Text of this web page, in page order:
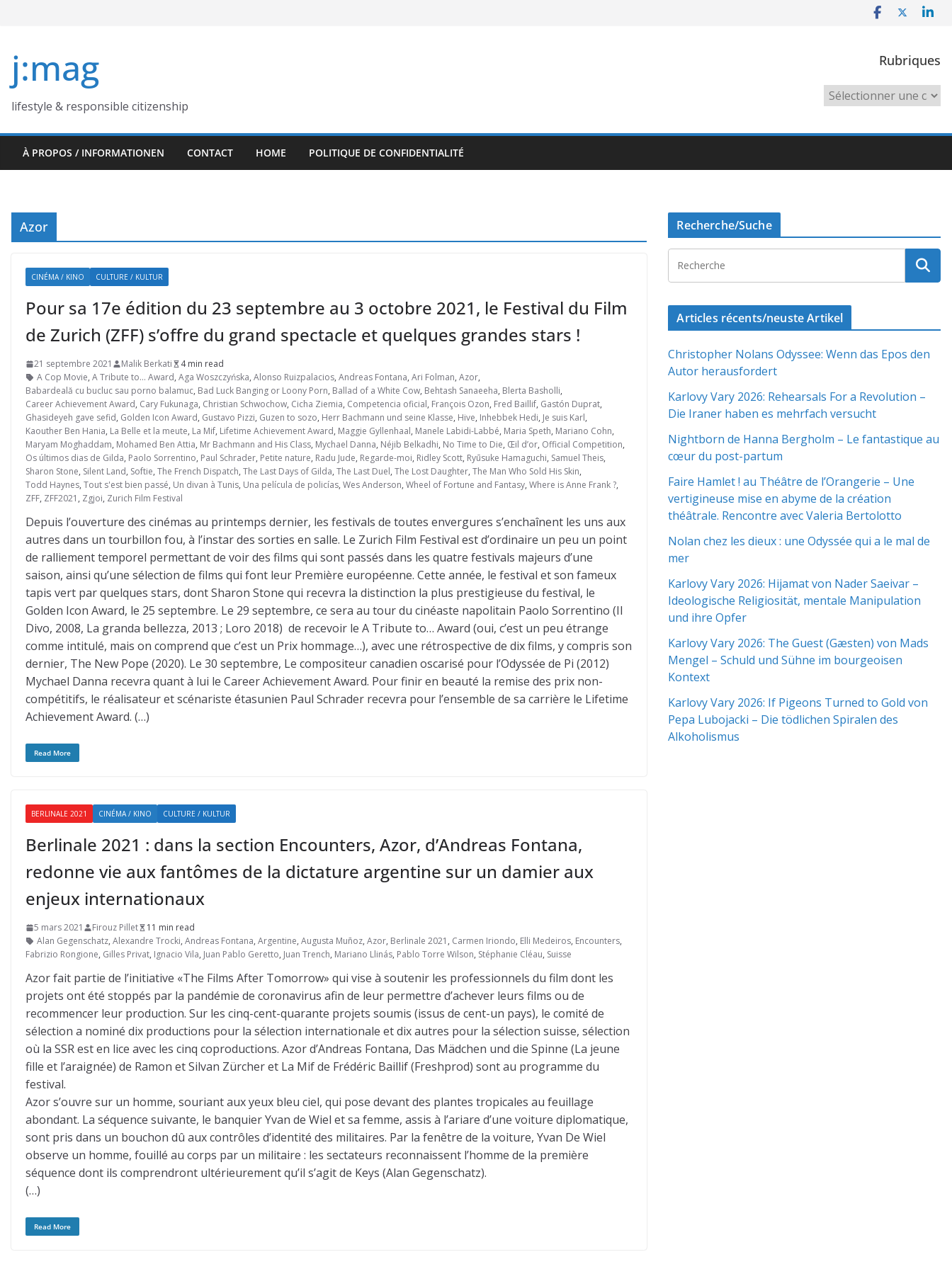
j:mag
lifestyle & responsible citizenship
Rubriques
Rubriques
À PROPOS / INFORMATIONEN CONTACT HOME POLITIQUE DE CONFIDENTIALITÉ
Azor
CINÉMA / KINO CULTURE / KULTUR
Pour sa 17e édition du 23 septembre au 3 octobre 2021, le Festival du Film
de Zurich (ZFF) s’offre du grand spectacle et quelques grandes stars !
21 septembre 2021 Malik Berkati
4 min read
A Cop Movie, A Tribute to... Award, Aga Woszczyńska, Alonso Ruizpalacios, Andreas Fontana, Ari Folman, Azor,
Babardeală cu bucluc sau porno balamuc, Bad Luck Banging or Loony Porn, Ballad of a White Cow, Behtash Sanaeeha, Blerta Basholli,
Career Achievement Award, Cary Fukunaga, Christian Schwochow, Cicha Ziemia, Competencia oficial, François Ozon, Fred Baillif, Gastón Duprat,
Ghasideyeh gave sefid, Golden Icon Award, Gustavo Pizzi, Guzen to sozo, Herr Bachmann und seine Klasse, Hive, Inhebbek Hedi, Je suis Karl,
Kaouther Ben Hania, La Belle et la meute, La Mif, Lifetime Achievement Award, Maggie Gyllenhaal, Manele Labidi-Labbé, Maria Speth, Mariano Cohn,
Maryam Moghaddam, Mohamed Ben Attia, Mr Bachmann and His Class, Mychael Danna, Néjib Belkadhi, No Time to Die, Œil d’or, Official Competition,
Os últimos dias de Gilda, Paolo Sorrentino, Paul Schrader, Petite nature, Radu Jude, Regarde-moi, Ridley Scott, Ryūsuke Hamaguchi, Samuel Theis,
Sharon Stone, Silent Land, Softie, The French Dispatch, The Last Days of Gilda, The Last Duel, The Lost Daughter, The Man Who Sold His Skin,
Todd Haynes, Tout s'est bien passé, Un divan à Tunis, Una película de policías, Wes Anderson, Wheel of Fortune and Fantasy, Where is Anne Frank ?,
ZFF, ZFF2021 , Zgjoi, Zurich Film Festival
Depuis l’ouverture des cinémas au printemps dernier, les festivals de toutes envergures s’enchaînent les uns aux
autres dans un tourbillon fou, à l’instar des sorties en salle. Le Zurich Film Festival est d’ordinaire un peu un point
de ralliement temporel permettant de voir des films qui sont passés dans les quatre festivals majeurs d’une
saison, ainsi qu’une sélection de films qui font leur Première européenne. Cette année, le festival et son fameux
tapis vert par quelques stars, dont Sharon Stone qui recevra la distinction la plus prestigieuse du festival, le
Golden Icon Award, le 25 septembre. Le 29 septembre, ce sera au tour du cinéaste napolitain Paolo Sorrentino (Il
Divo, 2008, La granda bellezza, 2013 ; Loro 2018) de recevoir le A Tribute to… Award (oui, c’est un peu étrange
comme intitulé, mais on comprend que c’est un Prix hommage…), avec une rétrospective de dix films, y compris son
dernier, The New Pope (2020). Le 30 septembre, Le compositeur canadien oscarisé pour l’Odyssée de Pi (2012)
Mychael Danna recevra quant à lui le Career Achievement Award. Pour finir en beauté la remise des prix non-
compétitifs, le réalisateur et scénariste étasunien Paul Schrader recevra pour l’ensemble de sa carrière le Lifetime
Achievement Award. (…)
Read More
BERLINALE 2021 CINÉMA / KINO CULTURE / KULTUR
Berlinale 2021 : dans la section Encounters, Azor, d’Andreas Fontana,
redonne vie aux fantômes de la dictature argentine sur un damier aux
enjeux internationaux
5 mars 2021 Firouz Pillet
11 min read
Alan Gegenschatz, Alexandre Trocki, Andreas Fontana, Argentine, Augusta Muñoz, Azor, Berlinale 2021 , Carmen Iriondo, Elli Medeiros, Encounters,
Fabrizio Rongione, Gilles Privat, Ignacio Vila, Juan Pablo Geretto, Juan Trench, Mariano Llinás, Pablo Torre Wilson, Stéphanie Cléau, Suisse
Azor fait partie de l’initiative «The Films After Tomorrow» qui vise à soutenir les professionnels du film dont les
projets ont été stoppés par la pandémie de coronavirus afin de leur permettre d’achever leurs films ou de
recommencer leur production. Sur les cinq-cent-quarante projets soumis (issus de cent-un pays), le comité de
sélection a nominé dix productions pour la sélection internationale et dix autres pour la sélection suisse, sélection
où la SSR est en lice avec les cinq coproductions. Azor d’Andreas Fontana, Das Mädchen und die Spinne (La jeune
fille et l’araignée) de Ramon et Silvan Zürcher et La Mif de Frédéric Baillif (Freshprod) sont au programme du
festival.
Azor s’ouvre sur un homme, souriant aux yeux bleu ciel, qui pose devant des plantes tropicales au feuillage
abondant. La séquence suivante, le banquier Yvan de Wiel et sa femme, assis à l’ariare d’une voiture diplomatique,
sont pris dans un bouchon dû aux contrôles d’identité des militaires. Par la fenêtre de la voiture, Yvan De Wiel
observe un homme, fouillé au corps par un militaire : les sectateurs reconnaissent l’homme de la première
séquence dont ils comprendront ultérieurement qu’il s’agit de Keys (Alan Gegenschatz).
(…)
Read More
Recherche/Suche
Articles récents/neuste Artikel
Christopher Nolans Odyssee: Wenn das Epos den
Autor herausfordert
Karlovy Vary 2026: Rehearsals For a Revolution –
Die Iraner haben es mehrfach versucht
Nightborn de Hanna Bergholm – Le fantastique au
cœur du post-partum
Faire Hamlet ! au Théâtre de l’Orangerie – Une
vertigineuse mise en abyme de la création
théâtrale. Rencontre avec Valeria Bertolotto
Nolan chez les dieux : une Odyssée qui a le mal de
mer
Karlovy Vary 2026: Hijamat von Nader Saeivar​​ –
Ideologische Religiosität, mentale Manipulation
und ihre Opfer
Karlovy Vary 2026: The Guest (Gæsten) von Mads
Mengel – Schuld und Sühne im bourgeoisen
Kontext
Karlovy Vary 2026: If Pigeons Turned to Gold von
Pepa Lubojacki – Die tödlichen Spiralen des
Alkoholismus